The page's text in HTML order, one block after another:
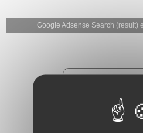
Google Adsense Search (result)
Etsy : 900